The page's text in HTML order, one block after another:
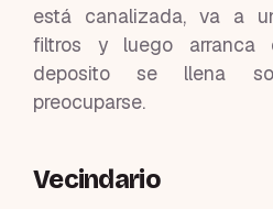
está canalizada, va a
filtros y luego arranca
deposito se llena
preocuparse.
Vecindario